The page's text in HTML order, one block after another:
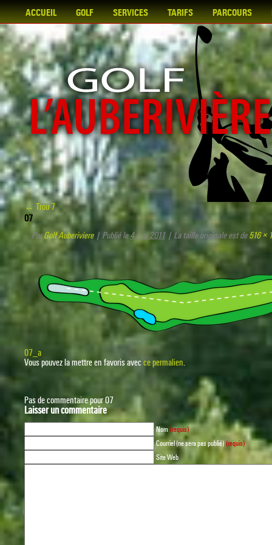
ACCUEIL GOLF SERVICES TARIFS PARCOURS
← Trou 7
07
Par Golf Auberiviere | Publié le4 mai 2011 | La taille originale est de516 ×
07_a
Vous pouvez la mettre en favoris avec ce permalien.
Pas de commentaire pour 07
Laisser un commentaire
Nom (requis)
Courriel (ne sera pas publié) (requis)
Site Web